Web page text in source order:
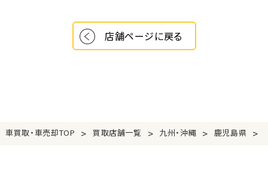
店舗ページに戻る
車買取・車売却TOP > 買取店舗一覧 > 九州・沖縄 > 鹿児島県 >